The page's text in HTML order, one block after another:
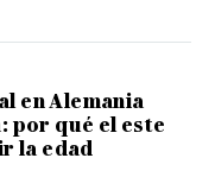
en Alemania
por qué el este
la edad